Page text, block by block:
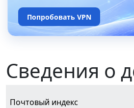
Попробовать VPN
Сведения о
Почтовый индекс